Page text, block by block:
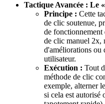
Tactique Avancée : Le
Principe : Cette
de clic soutenue,
de
de clic manuel 2x,
d'améliorations ou
utilisateur.
Exécution : Tout
méthode de clic
exemple, alterner
si cela est autorisé